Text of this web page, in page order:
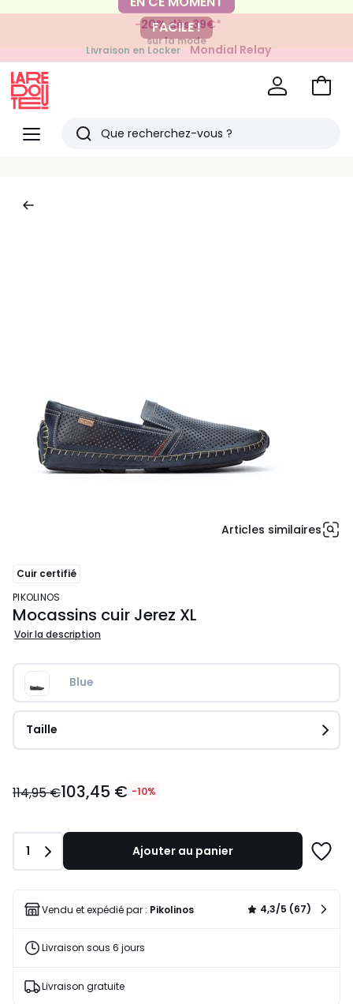
-20% dès 39€*
sur la mode
FACILE !
Livraison en Locker Mondial Relay
pour vos petits articles
Menu
Redoute
Rechercher
Voir
Articles similaires
Cuir certifié
PIKOLINOS
Mocassins cuir Jerez XL
Voir la description
Blue
Taille
€
114,95
€
de
réduction
114,95 €103,45 € -10%
Quantité
1 Ajouter au panier
liste
Vendu et expédié par : Pikolinos 4,3/5 (67)
Livraison sous 6 jours
Livraison gratuite